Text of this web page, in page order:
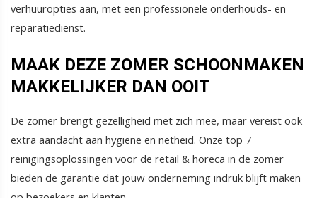
verhuuropties aan, met een professionele onderhouds- en
reparatiedienst.
MAAK DEZE ZOMER SCHOONMAKEN
MAKKELIJKER DAN OOIT
De zomer brengt gezelligheid met zich mee, maar vereist ook
extra aandacht aan hygiëne en netheid. Onze top 7
reinigingsoplossingen voor de retail & horeca in de zomer
bieden de garantie dat jouw onderneming indruk blijft maken